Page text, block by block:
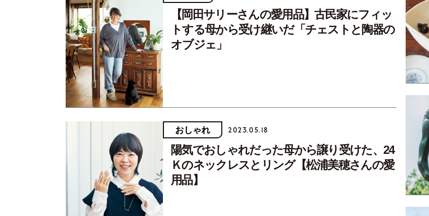
【岡田サリーさんの愛用品】古民家にフィッ
トする母から受け継いだ「チェストと陶器の
オブジェ」
おしゃれ 2023.05.18
陽気でおしゃれだった母から譲り受けた、24
Ｋのネックレスとリング【松浦美穂さんの愛
用品】